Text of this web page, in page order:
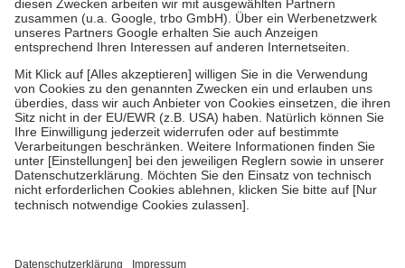
Verordnung.
Um das Engagement der Versicherten für ihre eigene Gesundheit zu
stärken und die besondere Stellung der Familie zu unterstützen,
fallenkeine Zuzahlungenan bei:
• Kindern und Jugendlichen bis zum vollendeten 18. Lebensjahr
mit Ausnahme der Fahrkosten
• Untersuchungen zur Vorsorge und Früherkennung, die von der
GKV getragen werden
• empfohlenen Schutzimpfungen
• Harn- und Blutteststreifen
getroffen, um sicherzustellen, dass es sich um echte Bewertungen